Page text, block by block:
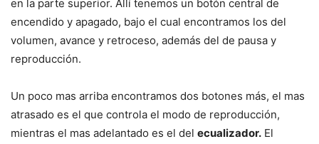
en la parte superior. Allí tenemos un botón central de
encendido y apagado, bajo el cual encontramos los del
volumen, avance y retroceso, además del de pausa y
reproducción.
Un poco mas arriba encontramos dos botones más, el mas
atrasado es el que controla el modo de reproducción,
mientras el mas adelantado es el del ecualizador. El